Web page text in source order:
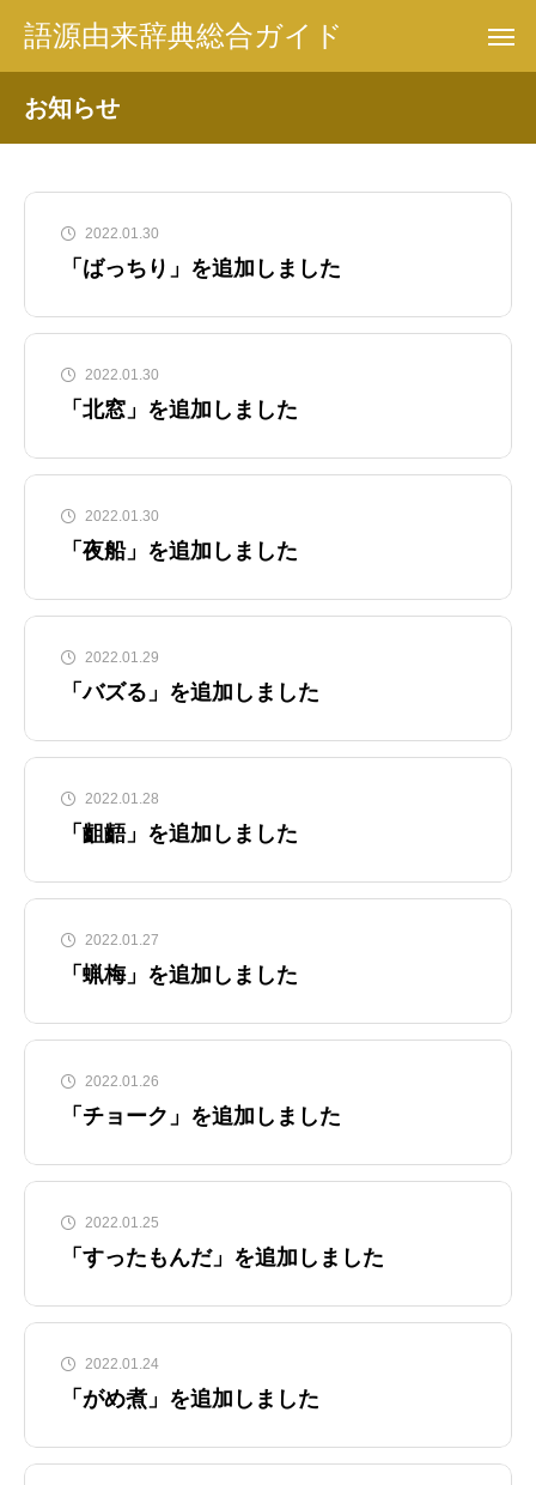
語源由来辞典総合ガイド
お知らせ
2022.01.30
「ばっちり」を追加しました
2022.01.30
「北窓」を追加しました
2022.01.30
「夜船」を追加しました
2022.01.29
「バズる」を追加しました
2022.01.28
「齟齬」を追加しました
2022.01.27
「蝋梅」を追加しました
2022.01.26
「チョーク」を追加しました
2022.01.25
「すったもんだ」を追加しました
2022.01.24
「がめ煮」を追加しました